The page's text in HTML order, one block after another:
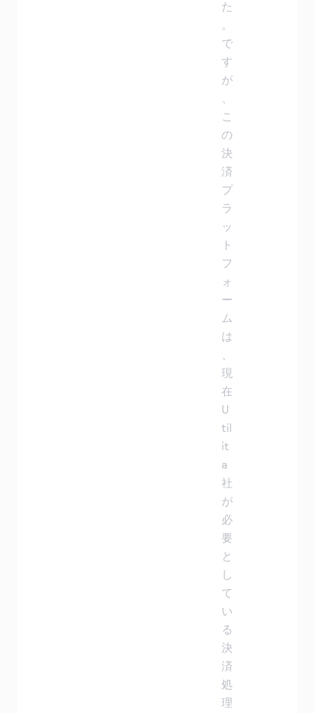
た
。
で
す
が
こ
の
決
済
プ
ラ
ッ
ト
フ
ォ
ー
ム
は
現
在
U
til
it
a
社
が
必
要
と
し
て
い
る
決
済
処
理